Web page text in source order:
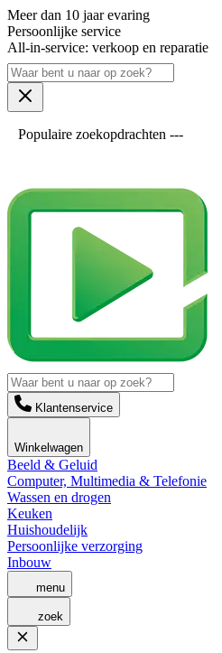
Meer dan 10 jaar evaring
Persoonlijke service
All-in-service: verkoop en reparatie
Populaire zoekopdrachten ---
Klantenservice
Winkelwagen
Beeld & Geluid
Computer, Multimedia & Telefonie
Wassen en drogen
Keuken
Huishoudelijk
Persoonlijke verzorging
Inbouw
menu
zoek